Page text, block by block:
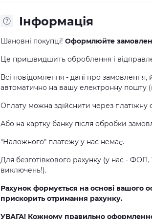
Інформація
Шановні покупці! Оформлюйте
Це пришвидшить оброблення і
Всі повідомлення - дані про
автоматично на вашу електронну пошту
Оплату можна здійснити через платіжну
Або на картку банку після обробки
"Наложного" платежу у нас немає.
Для безготівкового рахунку (у нас -
виключень!).
Рахунок формується на основі вашого
прискорить отримання рахунку.
УВАГА! Кожному правильно